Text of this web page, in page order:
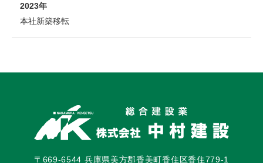
2023年
本社新築移転
〒669-6544 兵庫県美方郡香美町香住区香住779-1